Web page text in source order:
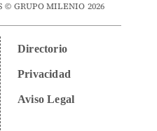
© GRUPO MILENIO 2026
Directorio
Privacidad
Aviso Legal